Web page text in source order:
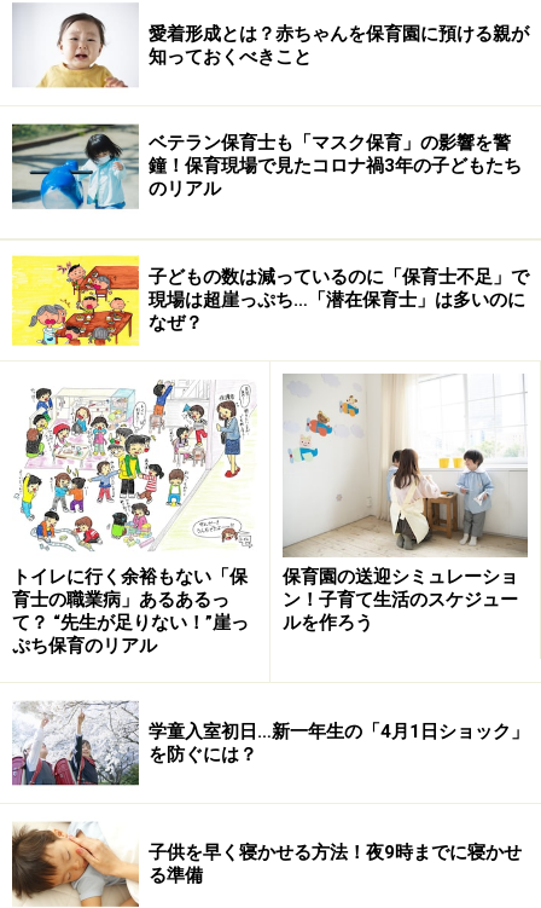
って、そういう言葉をかける人が年代の離れた男性だっ
た場合には「世代の違う男の人だから仕方がないか」と
思うことができても、同じく子育て中の女性から、他意
はなくとも「かわいそう」「そんなにしてまで」という
ような言葉をかけられた場合に大きくこたえるかもしれ
ません。
これはもう、環境の違い、考え方の違いによるもの。赤
きませんが、言葉を通したやり取りが成長してくる1歳
代後半～2歳代にもなると、小さな子なりに「ママ、パ
パがお仕事に行く。その間お友だちや先生と一緒に過ご
す」ということを理解できるようになります。家族にと
って、自分にとって必要だと決断した選択に、まずはマ
マ、パパが自信を持ってください。
愛着形成とは？赤ちゃんを保育園に預ける親が
知っておくべきこと
ベテラン保育士も「マスク保育」の影響を警
鐘！保育現場で見たコロナ禍3年の子どもたち
のリアル
子どもの数は減っているのに「保育士不足」で
現場は超崖っぷち…「潜在保育士」は多いのに
なぜ？
トイレに行く余裕もない「保
育士の職業病」あるあるっ
て？ “先生が足りない！”崖っ
ぷち保育のリアル
保育園の送迎シミュレーショ
ン！子育て生活のスケジュー
ルを作ろう
学童入室初日…新一年生の「4月1日ショック」
を防ぐには？
子供を早く寝かせる方法！夜9時までに寝かせ
る準備